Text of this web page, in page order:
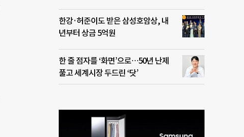
한강·허준이도 받은 삼성호암상, 내
년부터 상금 5억원
한 줄 점자를 ‘화면’으로…50년 난제
풀고 세계시장 두드린 ‘닷’